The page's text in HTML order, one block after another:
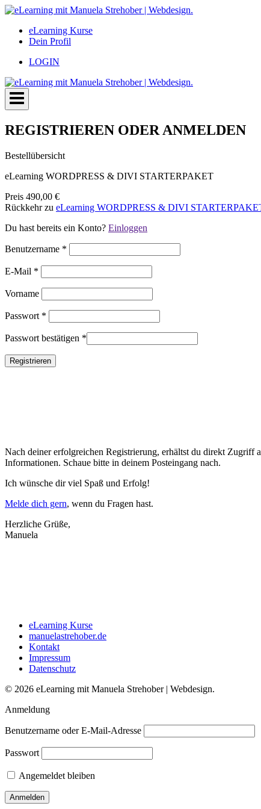
Zum
springeneLearning Kurse
Dein Profil
LOGIN
REGISTRIEREN ODER ANMELDEN
Bestellübersicht
eLearning WORDPRESS & DIVI STARTERPAKET
Preis 490,00 €
Rückkehr zu eLearning WORDPRESS & DIVI
Du hast bereits ein Konto? Einloggen
Benutzername *
E-Mail *
Vorname
Passwort *
Passwort bestätigen *
Nach deiner erfolgreichen Registrierung, erhältst du direkt Zugriff
Informationen. Schaue bitte in deinem Posteingang nach.
Ich wünsche dir viel Spaß und Erfolg!
Melde dich gern, wenn du Fragen hast.
Herzliche Grüße,
Manuela
eLearning Kurse
manuelastrehober.de
Kontakt
Impressum
Datenschutz
© 2026 eLearning mit Manuela Strehober | Webdesign.
Anmeldung
Benutzername oder E-Mail-Adresse
Passwort
Angemeldet bleiben